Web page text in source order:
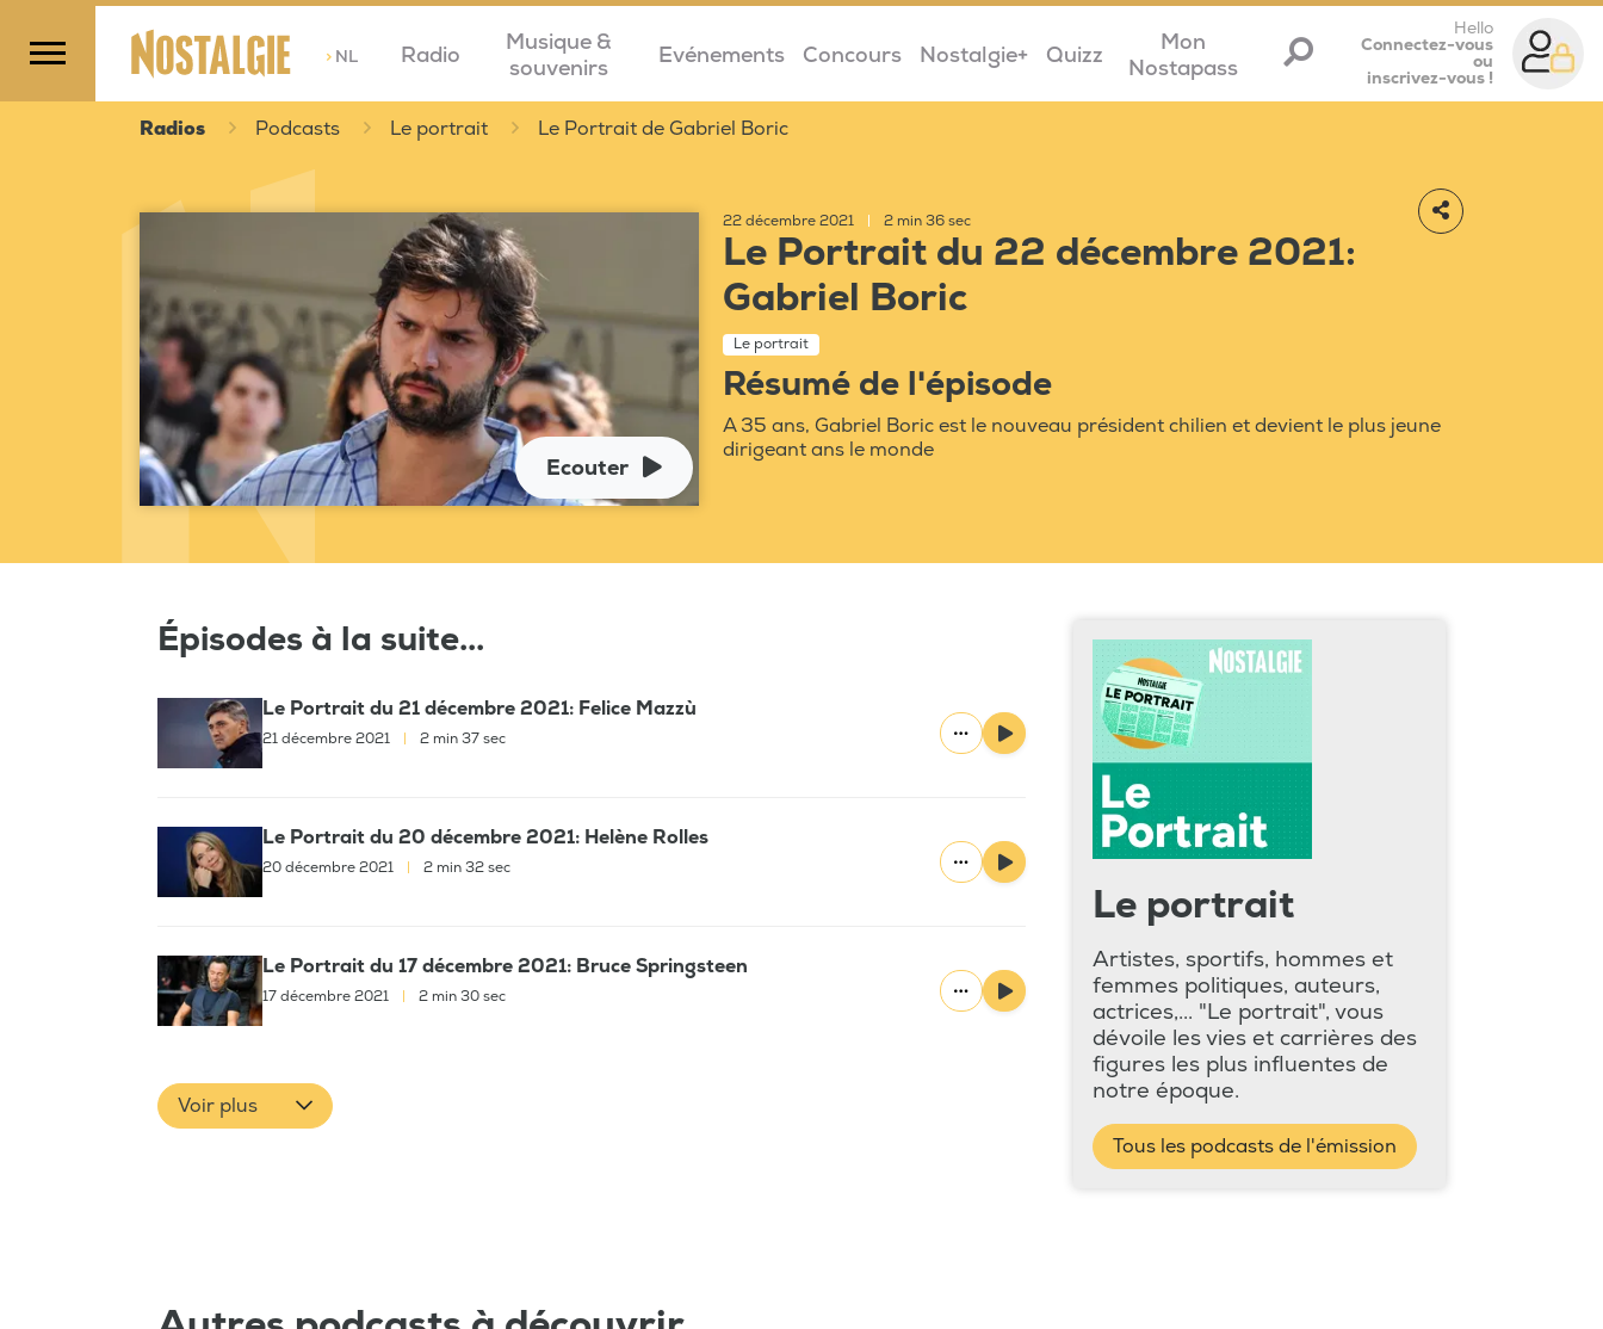
>NL Radio
Musique &
souvenirs
Evénements Concours Nostalgie+ Quizz
Mon
Nostapass
Hello
Connectez-vous
ou
inscrivez-vous !
Radios Podcasts Le portrait Le Portrait de Gabriel Boric
Ecouter
22 décembre 2021 2 min 36 sec
Le Portrait du 22 décembre 2021:
Gabriel Boric
Le portrait
Résumé de l'épisode
A 35 ans, Gabriel Boric est le nouveau président chilien et devient le plus jeune
dirigeant ans le monde
Épisodes à la suite...
Le Portrait du 21 décembre 2021: Felice Mazzù
21 décembre 2021 2 min 37 sec
Le Portrait du 20 décembre 2021: Helène Rolles
20 décembre 2021 2 min 32 sec
Le Portrait du 17 décembre 2021: Bruce Springsteen
17 décembre 2021 2 min 30 sec
Voir plus
Le portrait
Artistes, sportifs, hommes et
femmes politiques, auteurs,
actrices,... "Le portrait", vous
dévoile les vies et carrières des
figures les plus influentes de
notre époque.
Tous les podcasts de l'émission